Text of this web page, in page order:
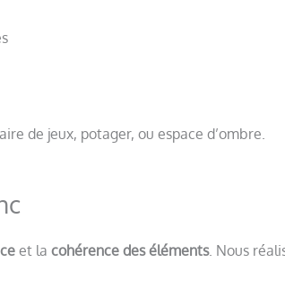
de jeux, potager, ou espace d’ombre.
et la cohérence des éléments. Nous